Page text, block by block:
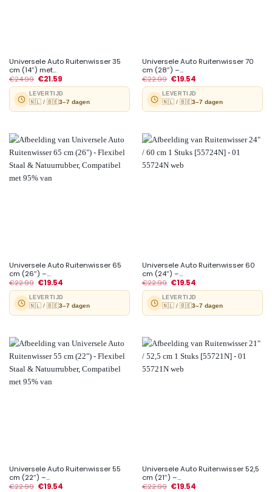
Universele Auto Ruitenwisser 35
cm (14″) met...
€24.99 €21.59
LEVERTIJD
🇳🇱 / 🇧🇪3–7 dagen
Universele Auto Ruitenwisser 70
cm (28″) –...
€22.99 €19.54
LEVERTIJD
🇳🇱 / 🇧🇪3–7 dagen
Universele Auto Ruitenwisser 65
cm (26″) –...
€22.99 €19.54
LEVERTIJD
🇳🇱 / 🇧🇪3–7 dagen
Universele Auto Ruitenwisser 60
cm (24″) –...
€22.99 €19.54
LEVERTIJD
🇳🇱 / 🇧🇪3–7 dagen
Universele Auto Ruitenwisser 55
cm (22″) –...
€22.99 €19.54
Universele Auto Ruitenwisser 52,5
cm (21″) –...
€22.99 €19.54